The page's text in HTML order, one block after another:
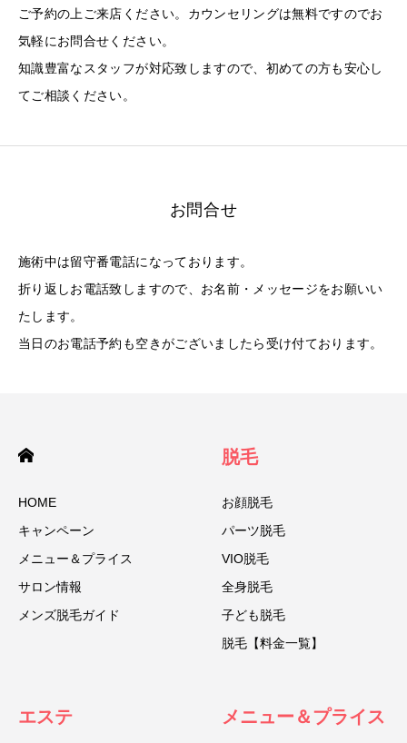
ご予約の上ご来店ください。カウンセリングは無料ですのでお
気軽にお問合せください。
知識豊富なスタッフが対応致しますので、初めての方も安心し
てご相談ください。
お問合せ
施術中は留守番電話になっております。
折り返しお電話致しますので、お名前・メッセージをお願いい
たします。
当日のお電話予約も空きがございましたら受け付ております。
HOME
キャンペーン
メニュー＆プライス
サロン情報
メンズ脱毛ガイド
脱毛
お顔脱毛
パーツ脱毛
VIO脱毛
全身脱毛
子ども脱毛
脱毛【料金一覧】
エステ メニュー＆プライス